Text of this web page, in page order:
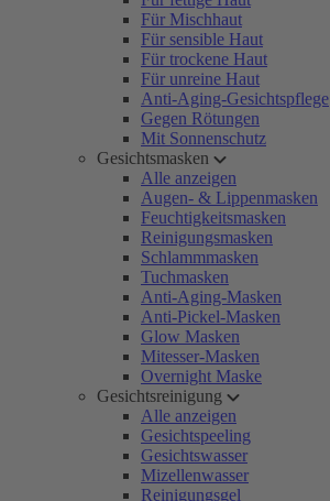
Für Mischhaut
Für sensible Haut
Für trockene Haut
Für unreine Haut
Anti-Aging-Gesichtspflege
Gegen Rötungen
Mit Sonnenschutz
Gesichtsmasken
Alle anzeigen
Augen- & Lippenmasken
Feuchtigkeitsmasken
Reinigungsmasken
Schlammmasken
Tuchmasken
Anti-Aging-Masken
Anti-Pickel-Masken
Glow Masken
Mitesser-Masken
Overnight Maske
Gesichtsreinigung
Alle anzeigen
Gesichtspeeling
Gesichtswasser
Mizellenwasser
Reinigungsgel